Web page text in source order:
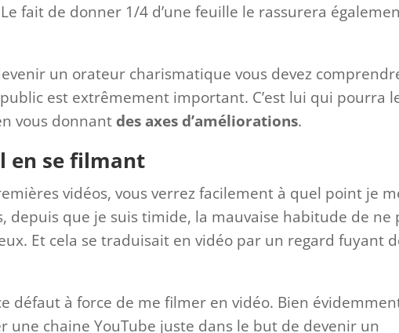
fait de donner 1/4 d’une feuille le rassurera
un orateur charismatique vous devez
est extrêmement important. C’est lui qui pourra
vous donnant des axes d’améliorations.
en se filmant
vidéos, vous verrez facilement à quel point je
depuis que je suis timide, la mauvaise habitude de ne
Et cela se traduisait en vidéo par un regard fuyant
défaut à force de me filmer en vidéo. Bien
une chaine YouTube juste dans le but de devenir un